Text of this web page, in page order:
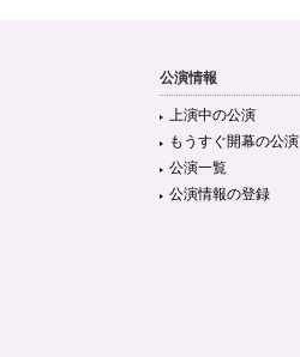
公演情報
上演中の公演
もうすぐ開幕の公演
公演一覧
公演情報の登録